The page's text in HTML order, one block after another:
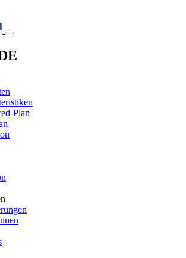
Plan